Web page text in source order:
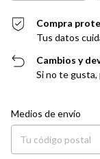
Compra
Tus datos
Cambios y
Si no te
Entregas para el CP:
Medios de envío